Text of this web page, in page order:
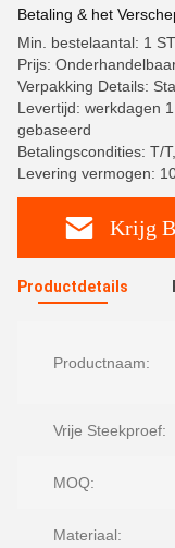
Betaling & het
Min. bestelaantal: 1
Prijs:
Verpakking Details:
Levertijd: werkdagen
gebaseerd
Betalingscondities: T/
Levering vermogen:
Krijg
Productdetails
Productnaam:
Vrije Steekproef:
MOQ:
Materiaal: